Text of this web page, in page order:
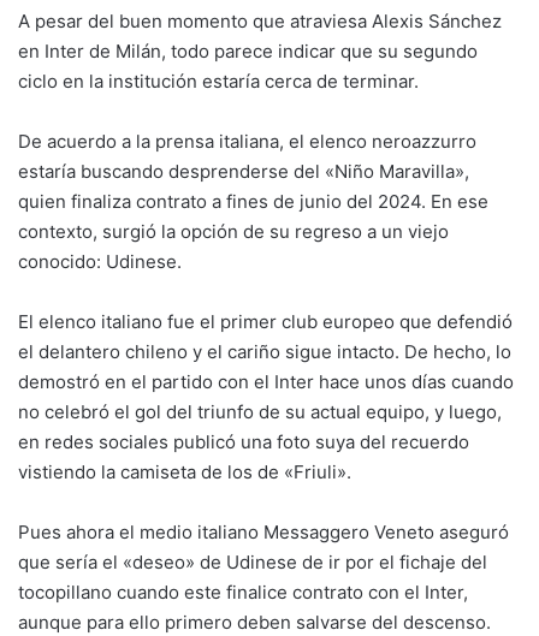
A pesar del buen momento que atraviesa Alexis Sánchez
en Inter de Milán, todo parece indicar que su segundo
ciclo en la institución estaría cerca de terminar.
De acuerdo a la prensa italiana, el elenco neroazzurro
estaría buscando desprenderse del «Niño Maravilla»,
quien finaliza contrato a fines de junio del 2024. En ese
contexto, surgió la opción de su regreso a un viejo
conocido: Udinese.
El elenco italiano fue el primer club europeo que defendió
el delantero chileno y el cariño sigue intacto. De hecho, lo
demostró en el partido con el Inter hace unos días cuando
no celebró el gol del triunfo de su actual equipo, y luego,
en redes sociales publicó una foto suya del recuerdo
vistiendo la camiseta de los de «Friuli».
Pues ahora el medio italiano Messaggero Veneto aseguró
que sería el «deseo» de Udinese de ir por el fichaje del
tocopillano cuando este finalice contrato con el Inter,
aunque para ello primero deben salvarse del descenso.